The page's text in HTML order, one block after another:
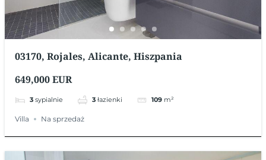
03170, Rojales, Alicante, Hiszpania
649,000 EUR
3 sypialnie 3 łazienki 109 m²
Villa Na sprzedaż